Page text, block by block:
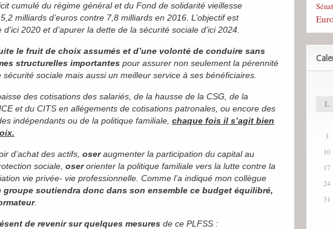
cumulé du régime général et du Fond de solidarité vieillesse
milliards d’euros contre 7,8 milliards en 2016. L’objectif est
d’ici 2020 et d’apurer la dette de la sécurité sociale d’ici 2024.
le fruit de choix assumés et d’une volonté de conduire sans
structurelles importantes pour assurer non seulement la pérennité
sociale mais aussi un meilleur service à ses bénéficiaires.
des cotisations des salariés, de la hausse de la CSG, de la
et du CITS en allégements de cotisations patronales, ou encore des
indépendants ou de la politique familiale, chaque fois il s’agit bien
d’achat des actifs, oseraugmenter la participation du capital au
sociale, oserorienter la politique familiale vers la lutte contre la
vie privée- vie professionnelle. Comme l’a indiqué mon collègue
groupe soutiendra donc dans son ensemble ce budget équilibré,
.
de revenir sur quelques mesures de ce PLFSS :
Sénat
L
3
10
17
24
31